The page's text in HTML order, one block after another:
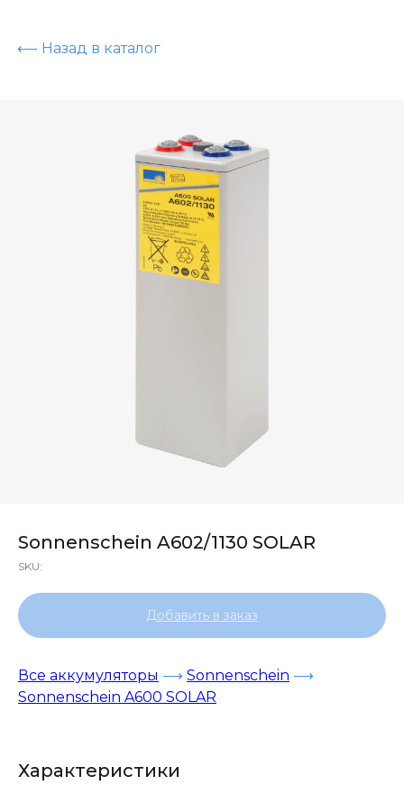
⟵ Назад в каталог
Sonnenschein A602/1130 SOLAR
SKU:
Добавить в заказ
Все аккумуляторы ⟶ Sonnenschein ⟶
Sonnenschein A600 SOLAR
Характеристики